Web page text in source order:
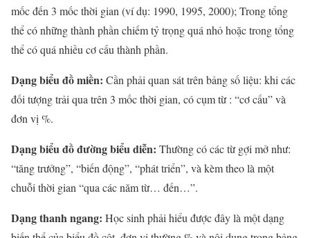
mốc đến 3 mốc thời gian (ví dụ: 1990, 1995, 2000); Trong tổng
thể có những thành phần chiếm tỷ trọng quá nhỏ hoặc trong tổng
thể có quá nhiều cơ cấu thành phần.
Dạng biểu đồ miền: Cần phải quan sát trên bảng số liệu: khi các
đối tượng trải qua trên 3 mốc thời gian, có cụm từ : “cơ cấu” và
đơn vị %.
Dạng biểu đồ đường biểu diễn: Thường có các từ gợi mở như:
“tăng trưởng”, “biến động”, “phát triển”, và kèm theo là một
chuỗi thời gian “qua các năm từ… đến…”.
Dạng thanh ngang: Học sinh phải hiểu được đây là một dạng